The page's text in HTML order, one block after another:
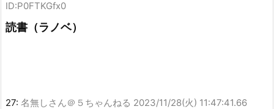
ID:P0FTKGfx0
読書（ラノベ）
27: 名無しさん＠５ちゃんねる 2023/11/28(火) 11:47:41.66